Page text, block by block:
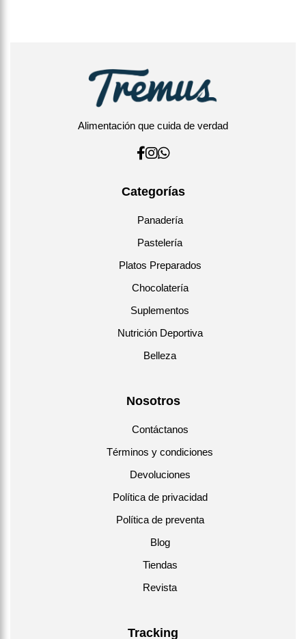
Alimentación que cuida de verdad
Categorías
Panadería
Pastelería
Platos Preparados
Chocolatería
Suplementos
Nutrición Deportiva
Belleza
Nosotros
Contáctanos
Términos y condiciones
Devoluciones
Política de privacidad
Política de preventa
Blog
Tiendas
Revista
Tracking